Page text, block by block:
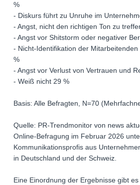
%
- Diskurs führt zu Unruhe im
- Angst, nicht den richtigen Ton zu
- Angst vor Shitstorm oder negativer
- Nicht-Identifikation der
%
- Angst vor Verlust von Vertrauen und
- Weiß nicht 29 %
Basis: Alle Befragten, N=70
Quelle: PR-Trendmonitor von news
Online-Befragung im Februar 2026
Kommunikationsprofis aus
in Deutschland und der Schweiz.
Eine Einordnung der Ergebnisse gibt